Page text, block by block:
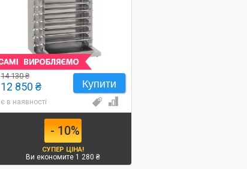
Купити
14 130 ₴
12 850 ₴
є в наявності
- 10%
СУПЕР ЦІНА!
Ви економите 1 280 ₴